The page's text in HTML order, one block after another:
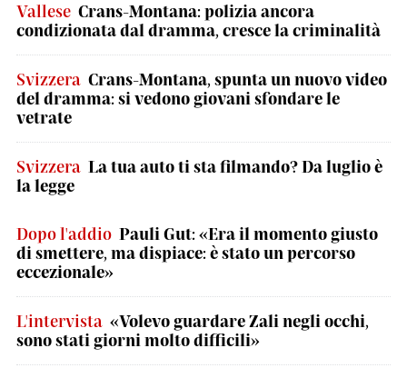
Vallese Crans-Montana: polizia ancora
condizionata dal dramma, cresce la criminalità
Svizzera Crans-Montana, spunta un nuovo video
del dramma: si vedono giovani sfondare le
vetrate
Svizzera La tua auto ti sta filmando? Da luglio è
la legge
Dopo l'addio Pauli Gut: «Era il momento giusto
di smettere, ma dispiace: è stato un percorso
eccezionale»
L'intervista «Volevo guardare Zali negli occhi,
sono stati giorni molto difficili»